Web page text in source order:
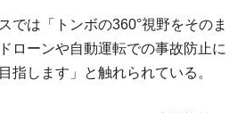
では「トンボの360°視野をそのま
ローンや自動運転での事故防止に
指します」と触れられている。